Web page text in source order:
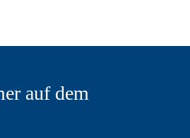
auf dem